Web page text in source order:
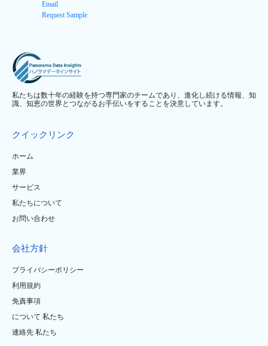
Email
Request Sample
私たちは数十年の経験を持つ専門家のチームであり、進化し続ける情報、知
識、知恵の世界とつながるお手伝いをすることを決意しています。
クイックリンク
ホーム
業界
サービス
私たちについて
お問い合わせ
会社方針
プライバシーポリシー
利用規約
免責事項
について 私たち
連絡先 私たち